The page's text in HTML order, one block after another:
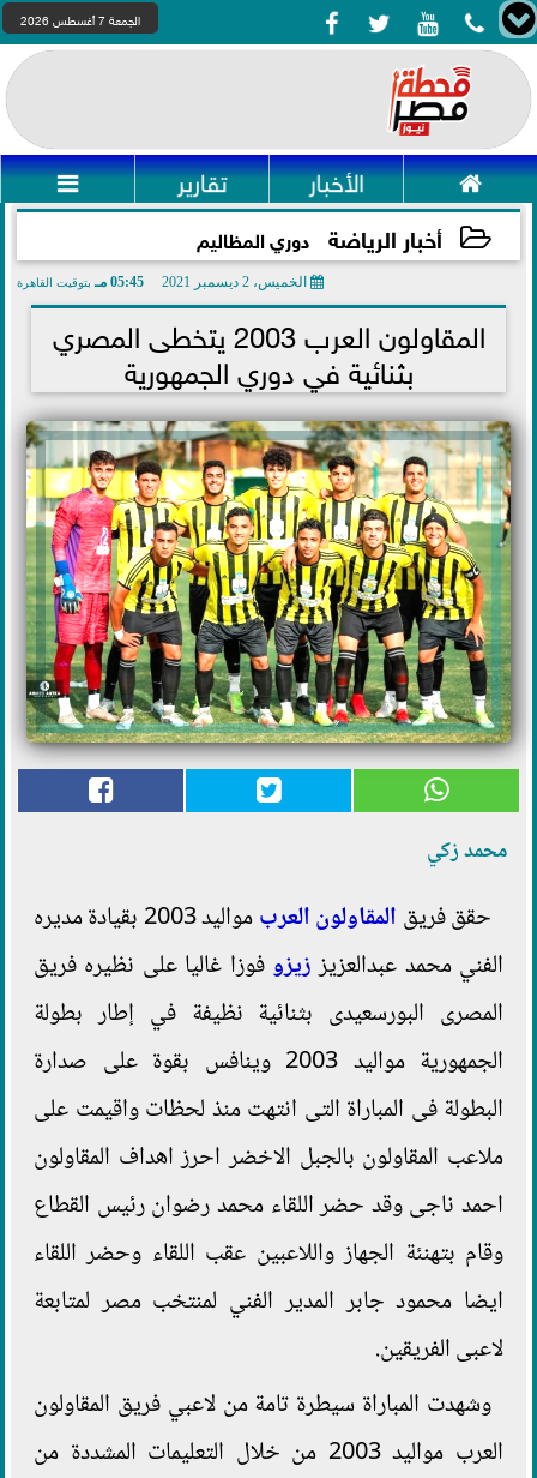
    الجمعة 7 أغسطس 2026
 الأخبار تقارير 
أخبار الرياضة دوري المظاليم
الخميس، 2 ديسمبر 2021 05:45 مـ بتوقيت القاهرة
المقاولون العرب 2003 يتخطى المصري
بثنائية في دوري الجمهورية
محمد زكي
حقق فريق المقاولون العرب
مواليد 2003 بقيادة مديره
الفني محمد عبدالعزيززيزو فوزا غاليا على نظيره فريق
المصرى البورسعيدى بثنائية نظيفة في إطار بطولة
الجمهورية مواليد 2003 وينافس بقوة على صدارة
البطولة فى المباراة التى انتهت منذ لحظات واقيمت على
ملاعب المقاولون بالجبل الاخضر احرز اهداف المقاولون
احمد ناجى وقد حضر اللقاء محمد رضوان رئيس القطاع
وقام بتهنئة الجهاز واللاعبين عقب اللقاء وحضر اللقاء
ايضا محمود جابر المدير الفني لمنتخب مصر لمتابعة
لاعبى الفريقين.
وشهدت المباراة سيطرة تامة من لاعبي فريق المقاولون
العرب مواليد 2003 من خلال التعليمات المشددة من